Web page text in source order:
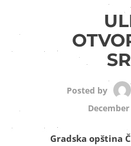
Posted by
Gradska opština